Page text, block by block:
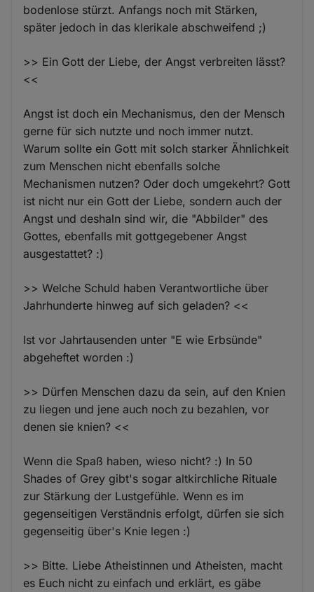
bodenlose stürzt. Anfangs noch mit Stärken,
später jedoch in das klerikale abschweifend ;)
>> Ein Gott der Liebe, der Angst verbreiten lässt?
<<
Angst ist doch ein Mechanismus, den der Mensch
gerne für sich nutzte und noch immer nutzt.
Warum sollte ein Gott mit solch starker Ähnlichkeit
zum Menschen nicht ebenfalls solche
Mechanismen nutzen? Oder doch umgekehrt? Gott
ist nicht nur ein Gott der Liebe, sondern auch der
Angst und deshaln sind wir, die "Abbilder" des
Gottes, ebenfalls mit gottgegebener Angst
ausgestattet? :)
>> Welche Schuld haben Verantwortliche über
Jahrhunderte hinweg auf sich geladen? <<
Ist vor Jahrtausenden unter "E wie Erbsünde"
abgeheftet worden :)
>> Dürfen Menschen dazu da sein, auf den Knien
zu liegen und jene auch noch zu bezahlen, vor
denen sie knien? <<
Wenn die Spaß haben, wieso nicht? :) In 50
Shades of Grey gibt's sogar altkirchliche Rituale
zur Stärkung der Lustgefühle. Wenn es im
gegenseitigen Verständnis erfolgt, dürfen sie sich
gegenseitig über's Knie legen :)
>> Bitte. Liebe Atheistinnen und Atheisten, macht
es Euch nicht zu einfach und erklärt, es gäbe